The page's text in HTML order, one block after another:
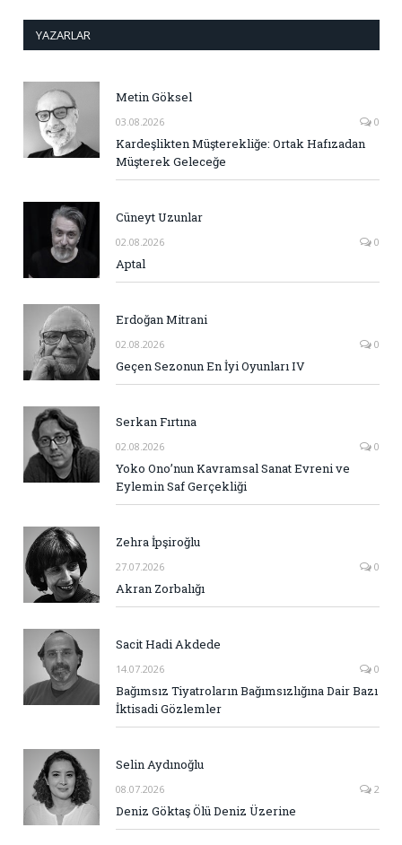
YAZARLAR
Metin Göksel
03.08.2026 0
Kardeşlikten Müşterekliğe: Ortak Hafızadan
Müşterek Geleceğe
Cüneyt Uzunlar
02.08.2026 0
Aptal
Erdoğan Mitrani
02.08.2026 0
Geçen Sezonun En İyi Oyunları IV
Serkan Fırtına
02.08.2026 0
Yoko Ono’nun Kavramsal Sanat Evreni ve
Eylemin Saf Gerçekliği
Zehra İpşiroğlu
27.07.2026 0
Akran Zorbalığı
Sacit Hadi Akdede
14.07.2026 0
Bağımsız Tiyatroların Bağımsızlığına Dair Bazı
İktisadi Gözlemler
Selin Aydınoğlu
08.07.2026 2
Deniz Göktaş Ölü Deniz Üzerine